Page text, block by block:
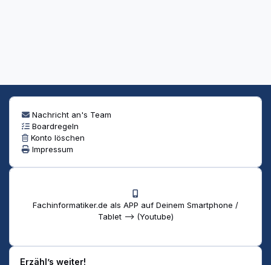
Nachricht an's Team
Boardregeln
Konto löschen
Impressum
Fachinformatiker.de als APP auf Deinem Smartphone /
Tablet --> (Youtube)
Erzähl’s weiter!